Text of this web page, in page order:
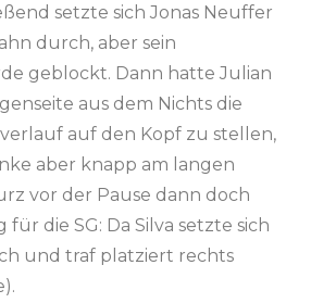
setzte sich Jonas Neuffer
durch, aber sein
geblockt. Dann hatte Julian
aus dem Nichts die
auf den Kopf zu stellen,
aber knapp am langen
vor der Pause dann doch
die SG: Da Silva setzte sich
und traf platziert rechts